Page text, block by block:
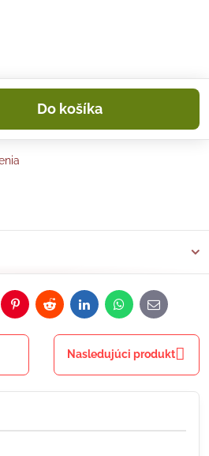
Do košíka
PinterestRedditLinkedInWhatsApp
E-
mail
Nasledujúci produkt